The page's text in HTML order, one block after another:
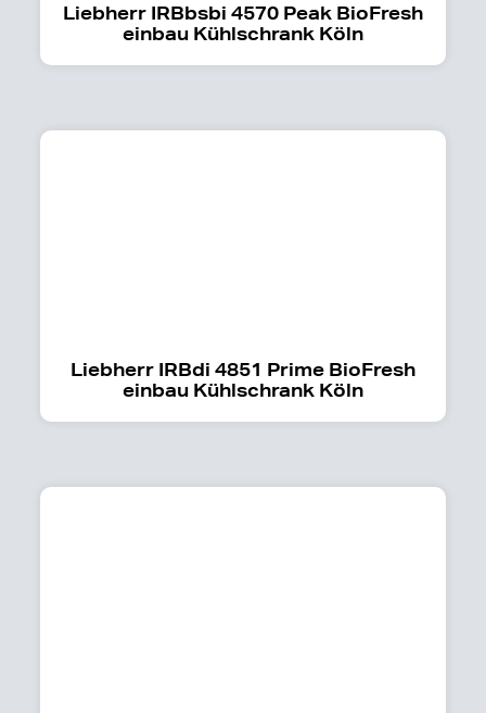
Liebherr IRBbsbi 4570 Peak BioFresh
einbau Kühlschrank Köln
Liebherr IRBdi 4851 Prime BioFresh
einbau Kühlschrank Köln